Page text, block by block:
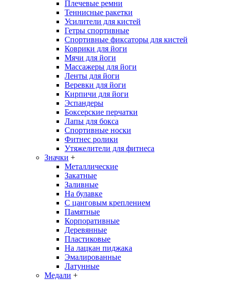
Плечевые ремни
Теннисные ракетки
Усилители для кистей
Гетры спортивные
Спортивные фиксаторы для кистей
Коврики для йоги
Мячи для йоги
Массажеры для йоги
Ленты для йоги
Веревки для йоги
Кирпичи для йоги
Эспандеры
Боксерские перчатки
Лапы для бокса
Спортивные носки
Фитнес ролики
Утяжелители для фитнеса
Значки +
Металлические
Закатные
Заливные
На булавке
С цанговым креплением
Памятные
Корпоративные
Деревянные
Пластиковые
На лацкан пиджака
Эмалированные
Латунные
Медали +